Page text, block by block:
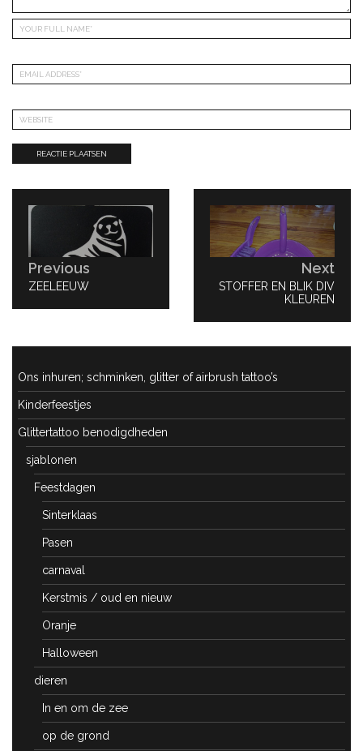
navigatie
Previous
PREVIOUS
ZEELEEUW
Next
NEXT
STOFFER EN BLIK DIV
KLEUREN
Ons inhuren; schminken, glitter of airbrush tattoo’s
Kinderfeestjes
Glittertattoo benodigdheden
sjablonen
Feestdagen
Sinterklaas
Pasen
carnaval
Kerstmis / oud en nieuw
Oranje
Halloween
dieren
In en om de zee
op de grond